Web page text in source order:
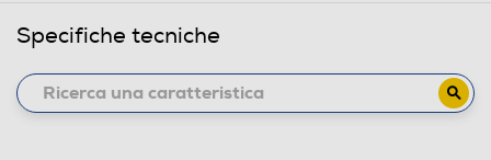
Specifiche tecniche